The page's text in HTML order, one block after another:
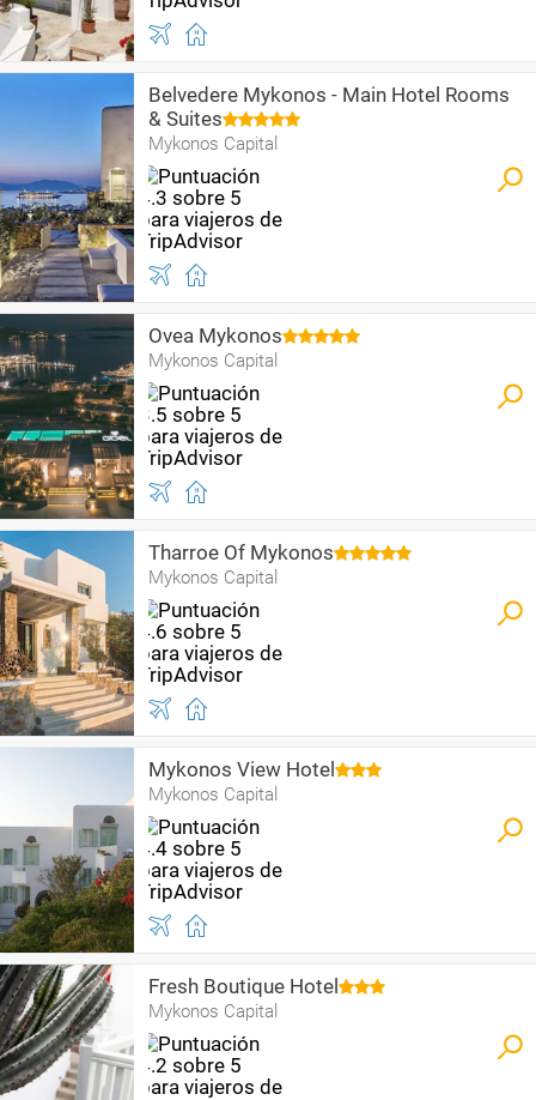
Belvedere Mykonos - Main Hotel Rooms
& Suites
Mykonos Capital
Ovea Mykonos
Mykonos Capital
Tharroe Of Mykonos
Mykonos Capital
Mykonos View Hotel
Mykonos Capital
Fresh Boutique Hotel
Mykonos Capital